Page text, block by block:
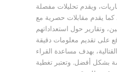
ويقدم تحليلات مفصلة
كما يقدم مقابلات حصرية مع
وتقارير حول استعداداتهم
على تقديم معلومات دقيقة
بهدف مساعدة القراء
بشكل أفضل. وتعتبر تغطية